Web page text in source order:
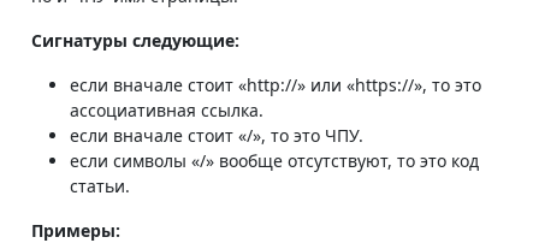
Сигнатуры следующие:
если вначале стоит «http://» или «https://», то это
ассоциативная ссылка.
если вначале стоит «/», то это ЧПУ.
если символы «/» вообще отсутствуют, то это код
статьи.
Примеры: